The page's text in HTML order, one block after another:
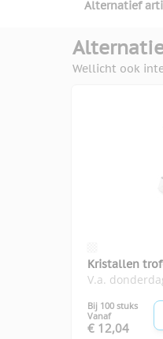
Alternatief
Wellicht ook
Kristallen
V.a.
Bij 100 stuks
Vanaf
€ 12,04